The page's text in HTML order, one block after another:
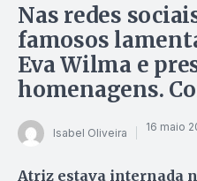
Nas redes
famosos
Eva Wilma e
homenagens.
Isabel Oliveira 16 maio
Atriz estava internada